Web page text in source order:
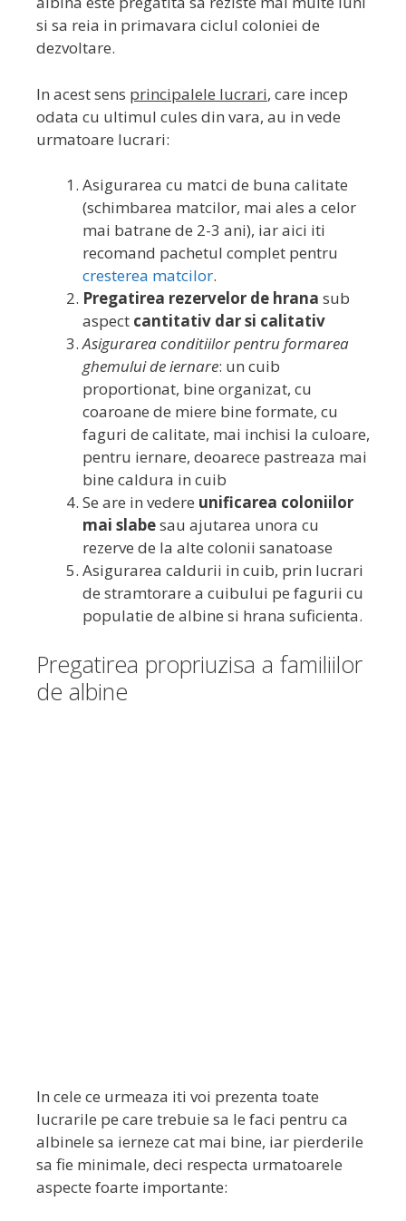
si sa reia in primavara ciclul coloniei de
dezvoltare.
In acest sens principalele lucrari, care incep
odata cu ultimul cules din vara, au in vede
urmatoare lucrari:
Asigurarea cu matci de buna calitate
(schimbarea matcilor, mai ales a celor
mai batrane de 2-3 ani), iar aici iti
recomand pachetul complet pentru
cresterea matcilor.
Pregatirea rezervelor de hrana sub
aspect cantitativ dar si calitativ
Asigurarea conditiilor pentru formarea
ghemului de iernare: un cuib
proportionat, bine organizat, cu
coaroane de miere bine formate, cu
faguri de calitate, mai inchisi la culoare,
pentru iernare, deoarece pastreaza mai
bine caldura in cuib
Se are in vedere unificarea coloniilor
mai slabesau ajutarea unora cu
rezerve de la alte colonii sanatoase
Asigurarea caldurii in cuib, prin lucrari
de stramtorare a cuibului pe fagurii cu
populatie de albine si hrana suficienta.
Pregatirea propriuzisa a familiilor
de albine
In cele ce urmeaza iti voi prezenta toate
lucrarile pe care trebuie sa le faci pentru ca
albinele sa ierneze cat mai bine, iar pierderile
sa fie minimale, deci respecta urmatoarele
aspecte foarte importante: